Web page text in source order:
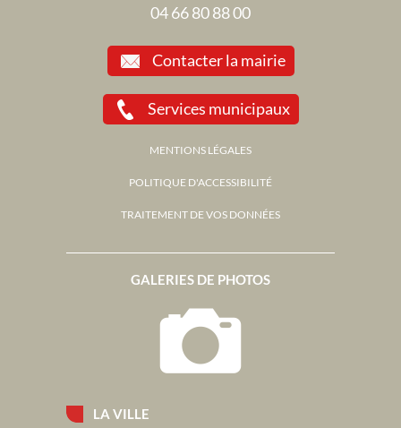
LA VILLE
GALERIES DE PHOTOS
04 66 80 88 00
Contacter la mairie
Services municipaux
MENTIONS LÉGALES
POLITIQUE D'ACCESSIBILITÉ
TRAITEMENT DE VOS DONNÉES